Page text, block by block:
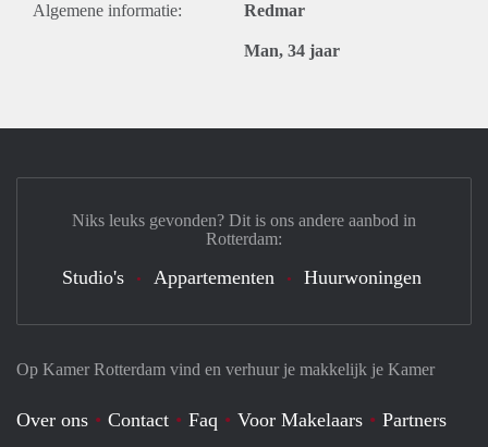
Algemene informatie: Redmar
Man, 34 jaar
Op Kamer Rotterdam vind en verhuur je makkelijk je Kamer
Over ons Contact Faq Voor Makelaars Partners
Niks leuks gevonden? Dit is ons andere aanbod in
Rotterdam:
Studio's Appartementen Huurwoningen